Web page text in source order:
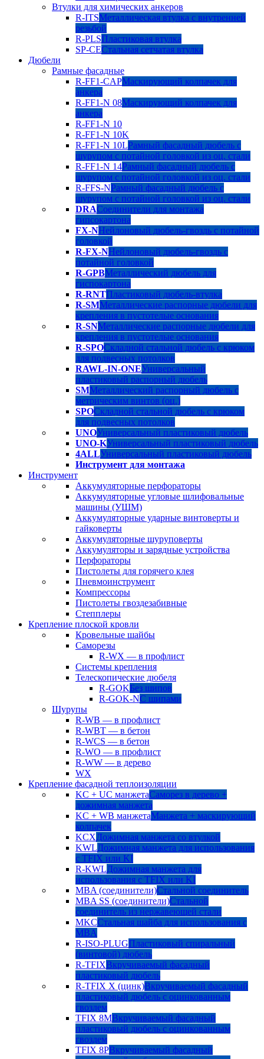
Втулки для химических анкеров
R-ITSМеталлическая втулка с внутренней
резьбой
R-PLSПластиковая втулка
SP-CEСтальная сетчатая втулка
Дюбели
Рамные фасадные
R-FF1-CAPМаскирующий колпачек для
анкера
R-FF1-N 08Маскирующий колпачек для
анкера
R-FF1-N 10
R-FF1-N 10K
R-FF1-N 10LРамный фасадный дюбель с
шурупом с потайной головкой из оц. стали
R-FF1-N 14Рамный фасадный дюбель с
шурупом с потайной головкой из оц. стали
R-FFS-NРамный фасадный дюбель с
шурупом с потайной головкой из оц. стали
DRAСоединители для монтажа
гипсокартона
FX-NНейлоновый дюбель-гвоздь с потайной
головкой
R-FX-NНейлоновый дюбель-гвоздь с
потайной головкой
R-GPBМеталлический дюбель для
гиспокартона
R-RNTПластиковый дюбель-втулка
R-SMМеталлические распорные дюбели для
крепления в пустотелые основания
R-SNМеталлические распорные дюбели для
крепления в пустотелые основания
R-SPOСкладной стальной дюбель с крюком
для подвесных потолков
RAWL-IN-ONEУниверсальный
пластиковый распорный дюбель
SMМеталлический распорный дюбель с
метрическим винтов (оц.)
SPOСкладной стальной дюбель с крюком
для подвесных потолков
UNOУниверсальный пластиковый дюбель
UNO-KУниверсальный пластиковый дюбель
4ALLУниверсальный пластиковый дюбель
Инструмент для монтажа
Инструмент
Аккумуляторные перфораторы
Аккумуляторные угловые шлифовальные
машины (УШМ)
Аккумуляторные ударные винтоверты и
гайковерты
Аккумуляторные шуруповерты
Аккумуляторы и зарядные устройства
Перфораторы
Пистолеты для горячего клея
Пневмоинструмент
Компрессоры
Пистолеты гвоздезабивные
Степплеры
Крепление плоской кровли
Кровельные шайбы
Саморезы
R-WX — в профлист
Системы крепления
Телескопические дюбеля
R-GOKБез шипов
R-GOK-NС шипами
Шурупы
R-WB — в профлист
R-WBT — в бетон
R-WCS — в бетон
R-WO — в профлист
R-WW — в дерево
WX
Крепление фасадной теплоизоляции
KC + UC манжетаСаморез в дерево +
дожимная манжета
KC + WB манжетаМанжета + маскирующий
колпачек
KCXДожимная манжета со втулкой
KWLДожимная манжета для использования
с TFIX или KI
R-KWLДожимная манжета для
использования с TFIX или KI
MBA (соединители)Стальной соединитель
MBA SS (соединители)Стальной
соединитель из нержавеющей стали
MKCСтальная шайба для использования с
MBA
R-ISO-PLUGПластиковый спиральный
(винтовой) дюбель
R-TFIXВкручиваемый фасадный
пластиковый дюбель
R-TFIX X (цинк)Вкручиваемый фасадный
пластиковый дюбель с оцинкованным
гвоздем
TFIX 8MВкручиваемый фасадный
пластиковый дюбель с оцинкованным
гвоздем
TFIX 8PВкручиваемый фасадный